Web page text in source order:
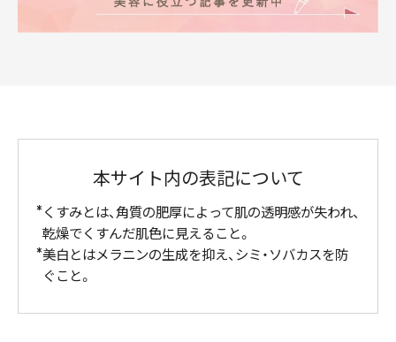
本サイト内の表記について
くすみとは、角質の肥厚によって肌の透明感が失われ、
乾燥でくすんだ肌色に見えること。
美白とはメラニンの生成を抑え、シミ・ソバカスを防
ぐこと。